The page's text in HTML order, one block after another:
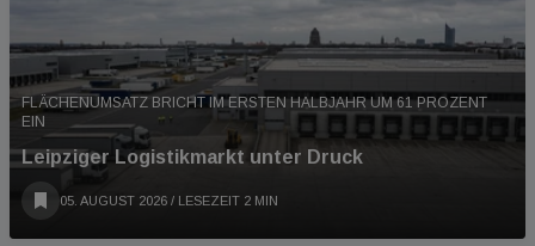
FLÄCHENUMSATZ BRICHT IM ERSTEN HALBJAHR UM 61 PROZENT
EIN
Leipziger Logistikmarkt unter Druck
05. AUGUST 2026 / LESEZEIT 2 MIN